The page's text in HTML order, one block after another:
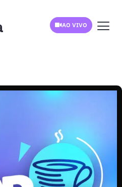
AO VIVO